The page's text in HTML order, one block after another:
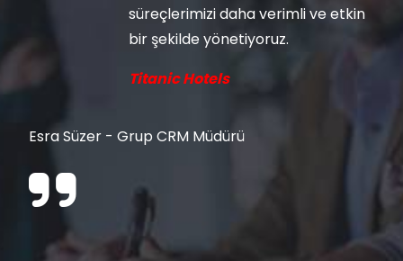
süreçlerimizi daha verimli ve etkin
bir şekilde yönetiyoruz.
Titanic Hotels
Esra Süzer - Grup CRM Müdürü